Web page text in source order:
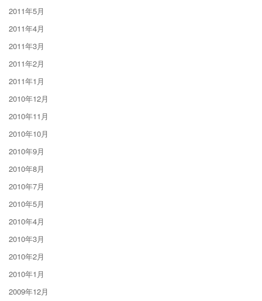
2011年5月
2011年4月
2011年3月
2011年2月
2011年1月
2010年12月
2010年11月
2010年10月
2010年9月
2010年8月
2010年7月
2010年5月
2010年4月
2010年3月
2010年2月
2010年1月
2009年12月